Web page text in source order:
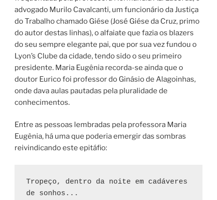
advogado Murilo Cavalcanti, um funcionário da Justiça
do Trabalho chamado Giése (José Giése da Cruz, primo
do autor destas linhas), o alfaiate que fazia os blazers
do seu sempre elegante pai, que por sua vez fundou o
Lyon’s Clube da cidade, tendo sido o seu primeiro
presidente. Maria Eugênia recorda-se ainda que o
doutor Eurico foi professor do Ginásio de Alagoinhas,
onde dava aulas pautadas pela pluralidade de
conhecimentos.
Entre as pessoas lembradas pela professora Maria
Eugênia, há uma que poderia emergir das sombras
reivindicando este epitáfio:
Tropeço, dentro da noite em cadáveres
de sonhos...